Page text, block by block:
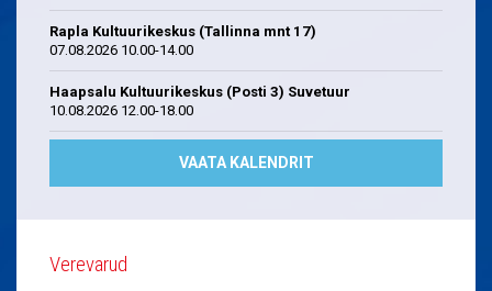
Rapla Kultuurikeskus (Tallinna mnt 17)
07.08.2026 10.00-14.00
Haapsalu Kultuurikeskus (Posti 3) Suvetuur
10.08.2026 12.00-18.00
VAATA KALENDRIT
Verevarud